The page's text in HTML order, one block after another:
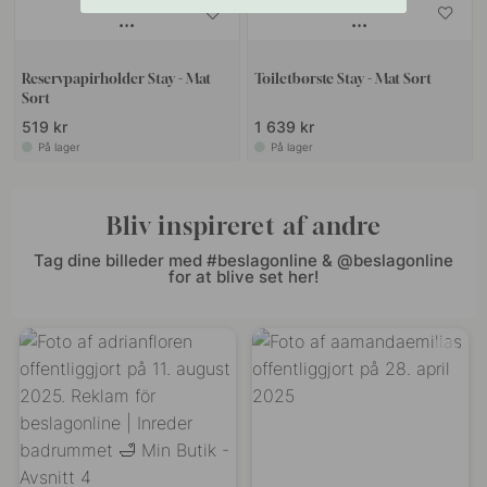
Reservpapirholder Stay - Mat
Sort
519 kr
På lager
Toiletbørste Stay - Mat Sort
1 639 kr
På lager
Bliv inspireret af andre
Tag dine billeder med #beslagonline & @beslagonline
for at blive set her!